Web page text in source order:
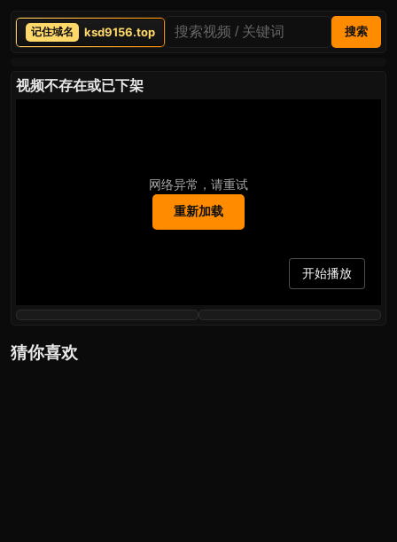
ksd9156.top 搜索
视频不存在或已下架
网络异常，请重试
重新加载
开始播放
猜你喜欢